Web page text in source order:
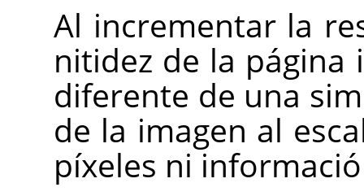
Al incrementar la
nitidez de la página
diferente de una
de la imagen al
píxeles ni